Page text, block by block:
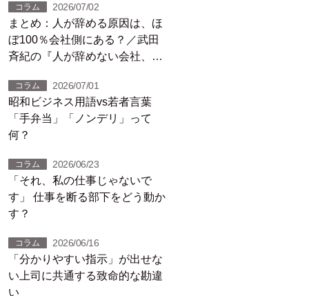
コラム 2026/07/02
まとめ：人が辞める原因は、ほ
ぼ100％会社側にある？／武田
斉紀の『人が辞めない会社、10
コラム 2026/07/01
昭和ビジネス用語vs若者言葉
「手弁当」「ノンデリ」って
何？
コラム 2026/06/23
「それ、私の仕事じゃないで
す」 仕事を断る部下をどう動か
す？
コラム 2026/06/16
「分かりやすい指示」が出せな
い上司に共通する致命的な勘違
い